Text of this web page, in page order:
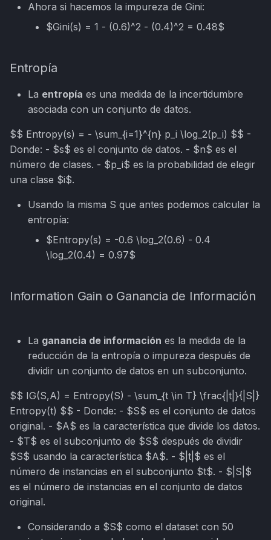
Ahora si hacemos la impureza de Gini:
$Gini(s) = 1 - (0.6)^2 - (0.4)^2 = 0.48$
Entropía
La entropía es una medida de la incertidumbre
asociada con un conjunto de datos.
$$ Entropy(s) = - \sum_{i=1}^{n} p_i \log_2(p_i) $$ -
Donde: - $s$ es el conjunto de datos. - $n$ es el
número de clases. - $p_i$ es la probabilidad de elegir
una clase $i$.
Usando la misma S que antes podemos calcular la
entropía:
$Entropy(s) = -0.6 \log_2(0.6) - 0.4
\log_2(0.4) = 0.97$
Information Gain o Ganancia de Información
La ganancia de información es la medida de la
reducción de la entropía o impureza después de
dividir un conjunto de datos en un subconjunto.
$$ IG(S,A) = Entropy(S) - \sum_{t \in T} \frac{|t|}{|S|}
Entropy(t) $$ - Donde: - $S$ es el conjunto de datos
original. - $A$ es la característica que divide los datos.
- $T$ es el subconjunto de $S$ después de dividir
$S$ usando la característica $A$. - $|t|$ es el
número de instancias en el subconjunto $t$. - $|S|$
es el número de instancias en el conjunto de datos
original.
Considerando a $S$ como el dataset con 50